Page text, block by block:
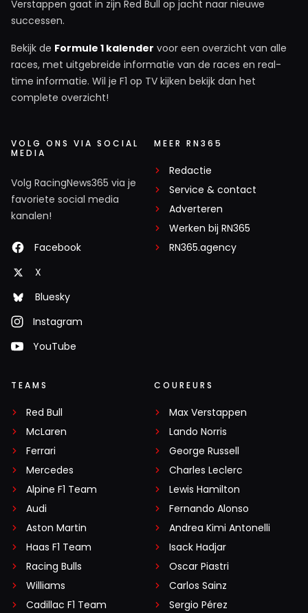
Verstappen gaat in zijn Red Bull op jacht naar nieuwe
successen.
Bekijk de Formule 1 kalender voor een overzicht van alle
races, met uitgebreide informatie van de races en real-
time informatie. Wil je F1 op TV kijken bekijk dan het
complete overzicht!
VOLG ONS VIA SOCIAL
MEDIA
Volg RacingNews365 via je
favoriete social media
kanalen!
Facebook
X
Bluesky
Instagram
YouTube
MEER RN365
Redactie
Service & contact
Adverteren
Werken bij RN365
RN365.agency
TEAMS
Red Bull
McLaren
Ferrari
Mercedes
Alpine F1 Team
Audi
Aston Martin
Haas F1 Team
Racing Bulls
Williams
Cadillac F1 Team
COUREURS
Max Verstappen
Lando Norris
George Russell
Charles Leclerc
Lewis Hamilton
Fernando Alonso
Andrea Kimi Antonelli
Isack Hadjar
Oscar Piastri
Carlos Sainz
Sergio Pérez